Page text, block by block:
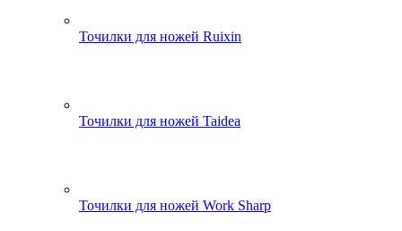
Точилки для ножей Ruixin
Точилки для ножей Taidea
Точилки для ножей Work Sharp